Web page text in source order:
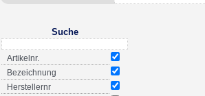
Suche
Artikelnr.
Bezeichnung
Herstellernr